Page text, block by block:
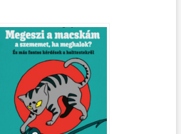
bl es m
e
g